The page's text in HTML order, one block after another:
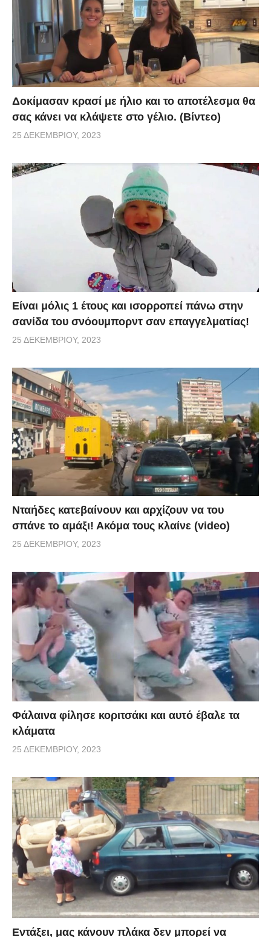
Δοκίμασαν κρασί με ήλιο και το αποτέλεσμα θα
σας κάνει να κλάψετε στο γέλιο. (Βίντεο)
25 ΔΕΚΕΜΒΡΊΟΥ, 2023
Είναι μόλις 1 έτους και ισορροπεί πάνω στην
σανίδα του σνόουμπορντ σαν επαγγελματίας!
25 ΔΕΚΕΜΒΡΊΟΥ, 2023
Νταήδες κατεβαίνουν και αρχίζουν να του
σπάνε το αμάξι! Ακόμα τους κλαίνε (video)
25 ΔΕΚΕΜΒΡΊΟΥ, 2023
Φάλαινα φίλησε κοριτσάκι και αυτό έβαλε τα
κλάματα
25 ΔΕΚΕΜΒΡΊΟΥ, 2023
Εντάξει, μας κάνουν πλάκα δεν μπορεί να